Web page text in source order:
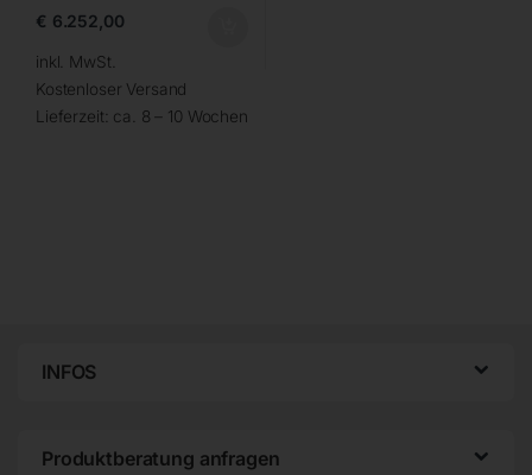
€ 6.252,00
inkl. MwSt.
Kostenloser Versand
Lieferzeit: ca. 8 – 10 Wochen
INFOS
Produktberatung anfragen